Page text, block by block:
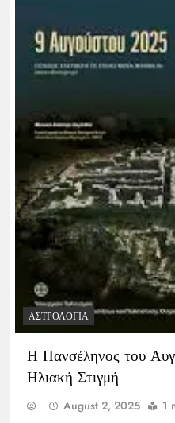
ΑΣΤΡΟΛΟΓΊΑ
Η Πανσέληνος του
Ηλιακή Στιγμή
August 2, 2025 1